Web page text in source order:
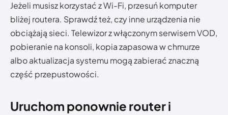
Jeżeli musisz korzystać z Wi-Fi, przesuń komputer
bliżej routera. Sprawdź też, czy inne urządzenia nie
obciążają sieci. Telewizor z włączonym serwisem VOD,
pobieranie na konsoli, kopia zapasowa w chmurze
albo aktualizacja systemu mogą zabierać znaczną
część przepustowości.
Uruchom ponownie router i